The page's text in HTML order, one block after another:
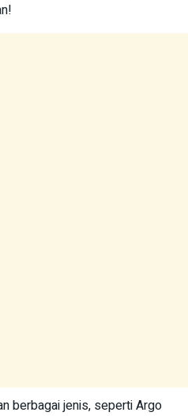
berbagai jenis, seperti Argo